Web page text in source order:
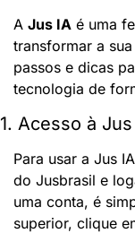
A Jus IA é uma
transformar a
passos e dicas
tecnologia de
1. Acesso à
Para usar a Jus
do Jusbrasil e
uma conta, é
superior, clique